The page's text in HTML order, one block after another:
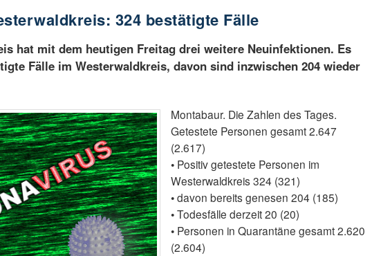
324 bestätigte Fälle
hat mit dem heutigen Freitag drei weitere Neuinfektionen. Es
Fälle im Westerwaldkreis, davon sind inzwischen 204 wieder
Montabaur. Die Zahlen des Tages.
Getestete Personen gesamt 2.647
(2.617)
• Positiv getestete Personen im
Westerwaldkreis 324 (321)
• davon bereits genesen 204 (185)
• Todesfälle derzeit 20 (20)
• Personen in Quarantäne gesamt 2.620
(2.604)